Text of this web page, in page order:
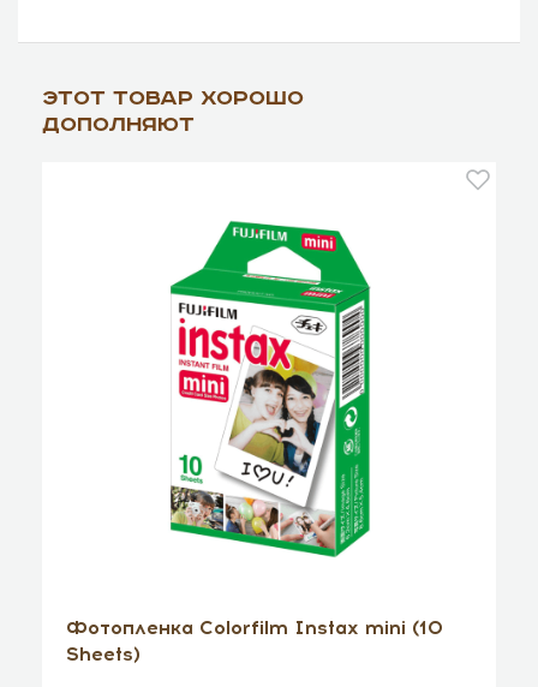
Этот товар хорошо
дополняют
Фотопленка Colorfilm Instax mini (10
Sheets)